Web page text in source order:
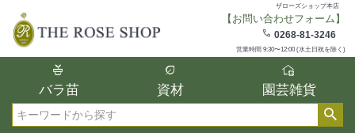
ザローズショップ本店
【お問い合わせフォーム】
0268-81-3246
営業時間 9:30〜12:00 (水土日祝を除く)
バラ苗 資材 園芸雑貨
在庫
在庫ありのみ表示
検索
複数の条件を選択して絞り込み検索が可能
選択した項目全てに該当する品種のみ検索
結果に表示されます。